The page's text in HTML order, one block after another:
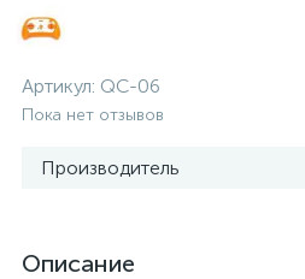
Артикул: QC-06
Пока нет отзывов
Производитель
Описание